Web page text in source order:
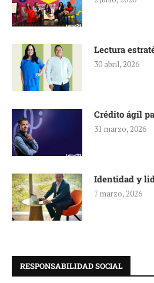
Lectura
30 abril, 2026
Crédito ágil
31 marzo, 2026
Identidad y
7 marzo, 2026
RESPONSABILIDAD SOCIAL